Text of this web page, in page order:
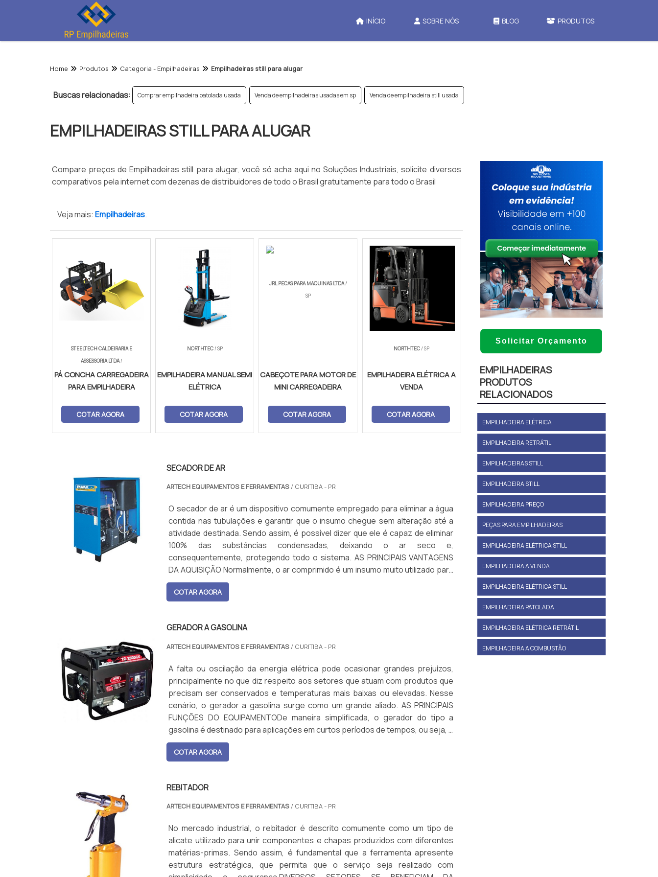
INÍCIO SOBRE NÓS BLOG PRODUTOS
Home Produtos Categoria - Empilhadeiras Empilhadeiras still para alugar
Buscas relacionadas: Comprar empilhadeira patolada usada Venda de empilhadeiras usadas em sp Venda de empilhadeira still usada
EMPILHADEIRAS STILL PARA ALUGAR
Compare preços de Empilhadeiras still para alugar, você só acha aqui no Soluções Industriais, solicite diversos
comparativos pela internet com dezenas de distribuidores de todo o Brasil gratuitamente para todo o Brasil
Veja mais: Empilhadeiras.
STEELTECH CALDEIRARIA E
ASSESSORIA LTDA/
PÁ CONCHA CARREGADEIRA
PARA EMPILHADEIRA
COTAR AGORA
NORTHTEC/ SP
EMPILHADEIRA MANUAL SEMI
ELÉTRICA
COTAR AGORA
JRL PECAS PARA MAQUINAS LTDA/
SP
CABEÇOTE PARA MOTOR DE
MINI CARREGADEIRA
COTAR AGORA
NORTHTEC/ SP
EMPILHADEIRA ELÉTRICA A
VENDA
COTAR AGORA
SECADOR DE AR
ARTECH EQUIPAMENTOS E FERRAMENTAS / CURITIBA - PR
O secador de ar é um dispositivo comumente empregado para eliminar a água
contida nas tubulações e garantir que o insumo chegue sem alteração até a
atividade destinada. Sendo assim, é possível dizer que ele é capaz de eliminar
100% das substâncias condensadas, deixando o ar seco e,
consequentemente, protegendo todo o sistema. AS PRINCIPAIS VANTAGENS
DA AQUISIÇÃO Normalmente, o ar comprimido é um insumo muito utilizado para
garantir o fu...
COTAR AGORA
GERADOR A GASOLINA
ARTECH EQUIPAMENTOS E FERRAMENTAS / CURITIBA - PR
A falta ou oscilação da energia elétrica pode ocasionar grandes prejuízos,
principalmente no que diz respeito aos setores que atuam com produtos que
precisam ser conservados e temperaturas mais baixas ou elevadas. Nesse
cenário, o gerador a gasolina surge como um grande aliado. AS PRINCIPAIS
FUNÇÕES DO EQUIPAMENTODe maneira simplificada, o gerador do tipo a
gasolina é destinado para aplicações em curtos períodos de tempos, ou seja, é
us...
COTAR AGORA
REBITADOR
ARTECH EQUIPAMENTOS E FERRAMENTAS / CURITIBA - PR
No mercado industrial, o rebitador é descrito comumente como um tipo de
alicate utilizado para unir componentes e chapas produzidos com diferentes
matérias-primas. Sendo assim, é fundamental que a ferramenta apresente
estrutura estratégica, que permita que o serviço seja realizado com
Solicitar Orçamento
EMPILHADEIRAS
PRODUTOS
RELACIONADOS
EMPILHADEIRA ELÉTRICA
EMPILHADEIRA RETRÁTIL
EMPILHADEIRAS STILL
EMPILHADEIRA STILL
EMPILHADEIRA PREÇO
PEÇAS PARA EMPILHADEIRAS
EMPILHADEIRA ELÉTRICA STILL
EMPILHADEIRA A VENDA
EMPILHADEIRA ELÉTRICA STILL
EMPILHADEIRA PATOLADA
EMPILHADEIRA ELÉTRICA RETRÁTIL
EMPILHADEIRA A COMBUSTÃO